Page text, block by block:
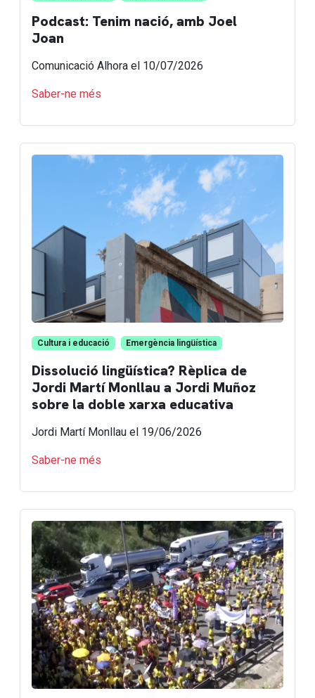
Podcast: Tenim nació, amb Joel
Joan
Comunicació Alhora el 10/07/2026
Saber-ne més
Cultura i educació Emergència lingüística
Dissolució lingüística? Rèplica de
Jordi Martí Monllau a Jordi Muñoz
sobre la doble xarxa educativa
Jordi Martí Monllau el 19/06/2026
Saber-ne més